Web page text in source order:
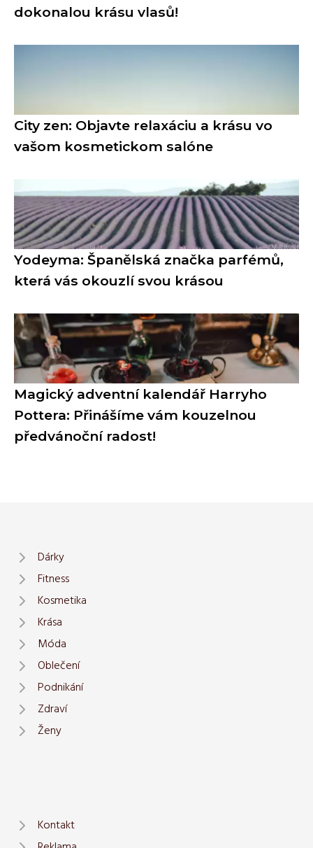
dokonalou krásu vlasů!
City zen: Objavte relaxáciu a krásu vo
vašom kosmetickom salóne
Yodeyma: Španělská značka parfémů,
která vás okouzlí svou krásou
Magický adventní kalendář Harryho
Pottera: Přinášíme vám kouzelnou
předvánoční radost!
Dárky
Fitness
Kosmetika
Krása
Móda
Oblečení
Podnikání
Zdraví
Ženy
Kontakt